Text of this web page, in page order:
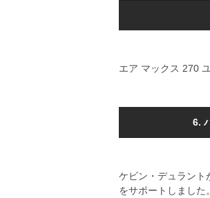
エア マックス 270
6.
ケビン・デュラント
をサポートしました。